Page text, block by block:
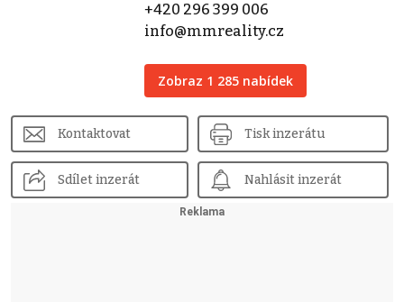
+420 296 399 006
info@mmreality.cz
Zobraz 1 285 nabídek
Kontaktovat Tisk inzerátu
Sdílet inzerát Nahlásit inzerát